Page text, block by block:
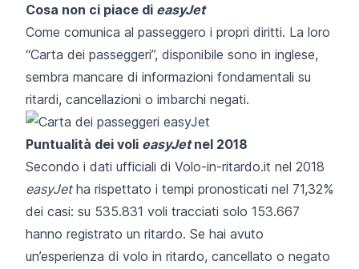
Cosa non ci piace di easyJet
Come comunica al passeggero i propri diritti. La loro
“Carta dei passeggeri”, disponibile sono in inglese,
sembra mancare di informazioni fondamentali su
ritardi, cancellazioni o imbarchi negati.
Puntualità dei voli easyJetnel 2018
Secondo i dati ufficiali di Volo-in-ritardo.it nel 2018
easyJetha rispettato i tempi pronosticati nel 71,32%
dei casi: su 535.831 voli tracciati solo 153.667
hanno registrato un ritardo. Se hai avuto
un’esperienza di volo in ritardo, cancellato o negato